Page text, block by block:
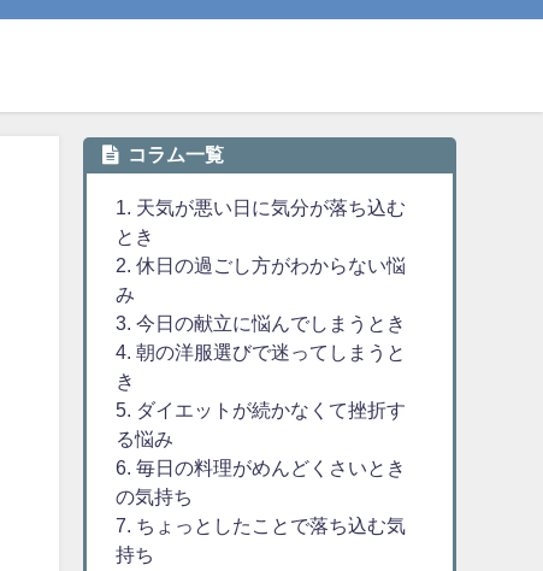
コラム一覧
1. 天気が悪い日に気分が落ち込む
とき
2. 休日の過ごし方がわからない悩
み
3. 今日の献立に悩んでしまうとき
4. 朝の洋服選びで迷ってしまうと
き
5. ダイエットが続かなくて挫折す
る悩み
6. 毎日の料理がめんどくさいとき
の気持ち
7. ちょっとしたことで落ち込む気
持ち